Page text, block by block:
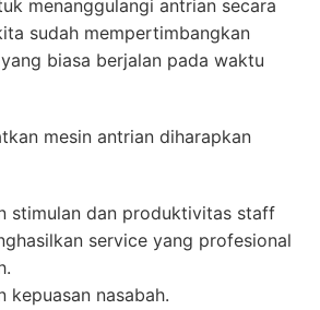
menanggulangi antrian secara
sudah mempertimbangkan
biasa berjalan pada waktu
mesin antrian diharapkan
stimulan dan produktivitas staff
service yang profesional
kepuasan nasabah.